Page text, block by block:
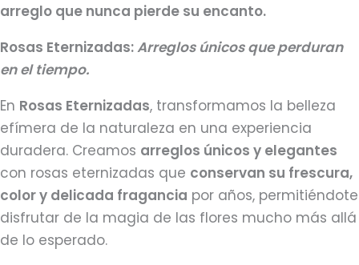
arreglo que nunca pierde su encanto.
Rosas Eternizadas:Arreglos únicos que perduran
en el tiempo.
En Rosas Eternizadas, transformamos la belleza
efímera de la naturaleza en una experiencia
duradera. Creamos arreglos únicos y elegantes
con rosas eternizadas que conservan su frescura,
color y delicada fragancia por años, permitiéndote
disfrutar de la magia de las flores mucho más allá
de lo esperado.